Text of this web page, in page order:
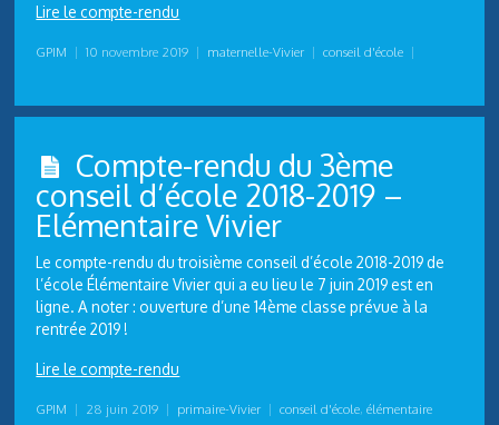
Lire le compte-rendu
GPIM | 10 novembre 2019 | maternelle-Vivier | conseil d'école |
Compte-rendu du 3ème
conseil d’école 2018-2019 –
Elémentaire Vivier
Le compte-rendu du troisième conseil d’école 2018-2019 de
l’école Élémentaire Vivier qui a eu lieu le 7 juin 2019 est en
ligne. A noter : ouverture d’une 14ème classe prévue à la
rentrée 2019 !
Lire le compte-rendu
GPIM | 28 juin 2019 | primaire-Vivier | conseil d'école,élémentaire